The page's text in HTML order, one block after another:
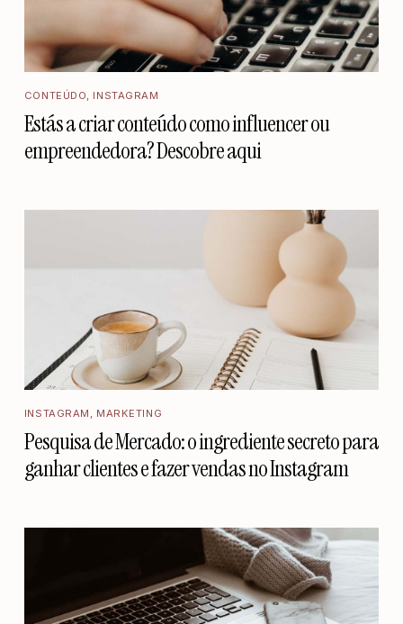
CONTEÚDO, INSTAGRAM
Estás a criar conteúdo como influencer ou
empreendedora? Descobre aqui
INSTAGRAM , MARKETING
Pesquisa de Mercado: o ingrediente secreto para
ganhar clientes e fazer vendas no Instagram